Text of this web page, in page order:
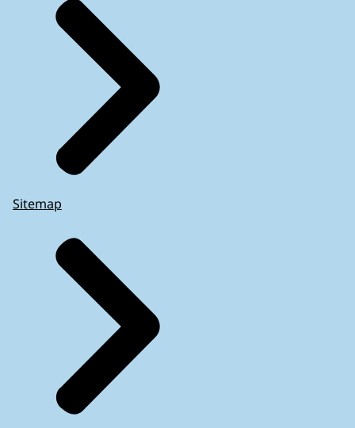
Sitemap